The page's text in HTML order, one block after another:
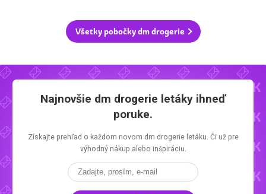
Všetky pobočky dm drogerie
Najnovšie dm drogerie letáky ihneď
poruke.
Získajte prehľad o každom novom dm drogerie letáku. Či už pre
výhodný nákup alebo inšpiráciu.